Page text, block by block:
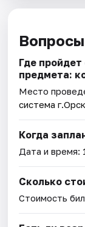
Где
предмета:
Место
система г.Орск
Когда
Дата и время:
Сколько
Стоимость